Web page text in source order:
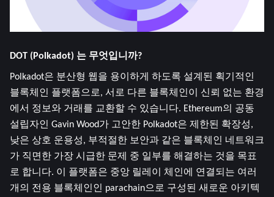
DOT (Polkadot) 는 무엇입니까?
Polkadot은 분산형 웹을 용이하게 하도록 설계된 획기적인
블록체인 플랫폼으로, 서로 다른 블록체인이 신뢰 없는 환경
에서 정보와 거래를 교환할 수 있습니다. Ethereum의 공동
설립자인 Gavin Wood가 고안한 Polkadot은 제한된 확장성,
낮은 상호 운용성, 부적절한 보안과 같은 블록체인 네트워크
가 직면한 가장 시급한 문제 중 일부를 해결하는 것을 목표
로 합니다. 이 플랫폼은 중앙 릴레이 체인에 연결되는 여러
개의 전용 블록체인인 parachain으로 구성된 새로운 아키텍